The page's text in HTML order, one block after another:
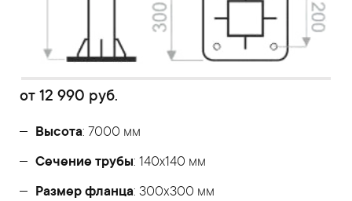
от 12 990 руб.
Высота: 7000 мм
Сечение трубы: 140х140 мм
Размер фланца: 300x300 мм